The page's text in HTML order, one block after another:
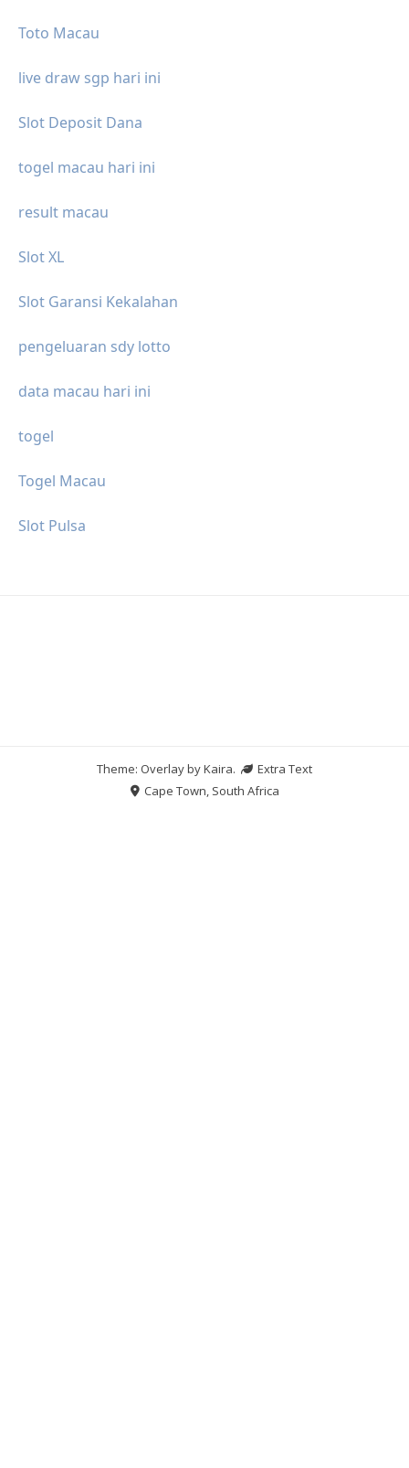
Toto Macau
live draw sgp hari ini
Slot Deposit Dana
togel macau hari ini
result macau
Slot XL
Slot Garansi Kekalahan
pengeluaran sdy lotto
data macau hari ini
togel
Togel Macau
Slot Pulsa
Theme: Overlay byKaira.
Extra Text
Cape Town, South Africa